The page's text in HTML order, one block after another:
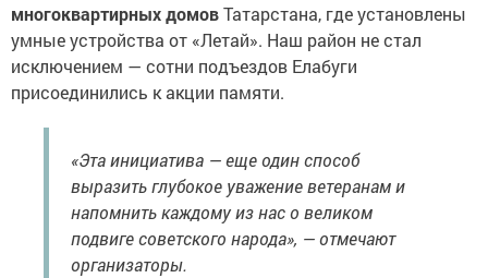
многоквартирных домовТатарстана, где установлены
умные устройства от «Летай». Наш район не стал
исключением — сотни подъездов Елабуги
присоединились к акции памяти.
«Эта инициатива — еще один способ
выразить глубокое уважение ветеранам и
напомнить каждому из нас о великом
подвиге советского народа», — отмечают
организаторы.